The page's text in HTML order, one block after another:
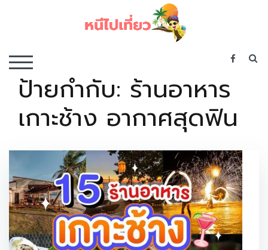
TOGGLE MOBILE MENU
ป้ายกำกับ: ร้านอาหาร
เกาะช้าง อากาศสุดฟิน